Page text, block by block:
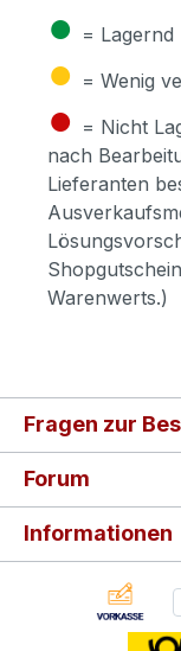
● = Lagernd
● = Wenig
● = Nicht
nach
Lieferanten
Warenwerts.)
Fragen zur
Forum
Informationen